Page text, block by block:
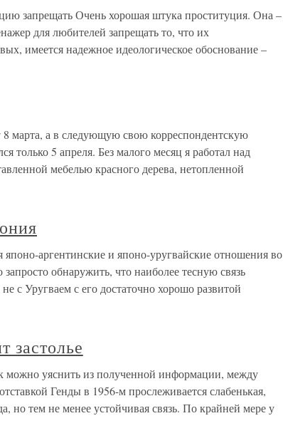
запрещать Очень хорошая штука проституция. Она –
для любителей запрещать то, что их
имеется надежное идеологическое обоснование –
8 марта, а в следующую свою корреспондентскую
только 5 апреля. Без малого месяц я работал над
мебелью красного дерева, нетопленной
аргентинские и японо-уругвайские отношения во
обнаружить, что наиболее тесную связь
с Уругваем с его достаточно хорошо развитой
застолье
можно уяснить из полученной информации, между
Генды в 1956-м прослеживается слабенькая,
но тем не менее устойчивая связь. По крайней мере у